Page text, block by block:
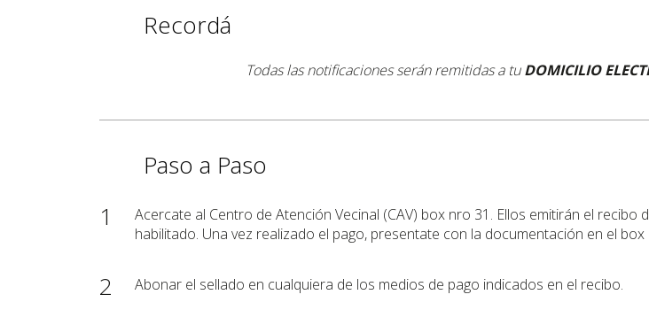
Recordá
Todas las notificaciones serán remitidas a tuDOMICILIO
Paso a Paso
1
Acercate al Centro de Atención Vecinal (CAV) box nro 31. Ellos emitirán el
habilitado. Una vez realizado el pago, presentate con la documentación en el
2 Abonar el sellado en cualquiera de los medios de pago indicados en el recibo.